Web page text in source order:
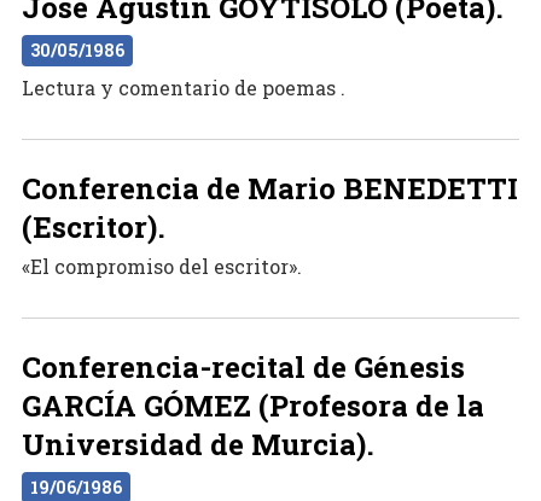
30/05/1986
Lectura y comentario de poemas .
Conferencia de Mario BENEDETTI
(Escritor).
«El compromiso del escritor».
Conferencia-recital de Génesis
GARCÍA GÓMEZ (Profesora de la
Universidad de Murcia).
19/06/1986